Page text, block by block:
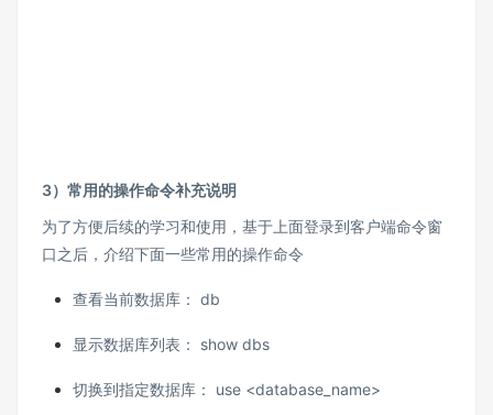
3）常用的操作命令补充说明
为了方便后续的学习和使用，基于上面登录到客户端命令窗
口之后，介绍下面一些常用的操作命令
查看当前数据库： db
显示数据库列表： show dbs
切换到指定数据库： use <database_name>